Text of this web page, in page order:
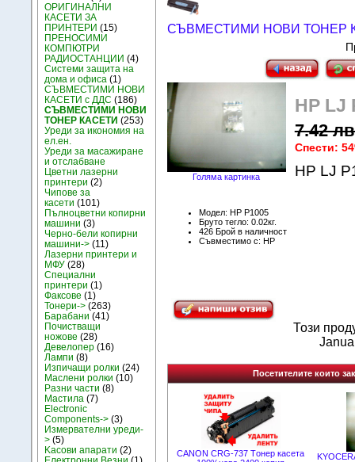
ОРИГИНАЛНИ
КАСЕТИ ЗА
ПРИНТЕРИ (15)
ПРЕНОСИМИ
КОМПЮТРИ
РАДИОСТАНЦИИ (4)
Системи защита на
дома и офиса (1)
СЪВМЕСТИМИ НОВИ
КАСЕТИ с ДДС (186)
СЪВМЕСТИМИ НОВИ
ТОНЕР КАСЕТИ (253)
Уреди за икономия на
ел.ен.
Уреди за масажиране
и отслабване
Цветни лазерни
принтери (2)
Чипове за
касети (101)
Пълноцветни копирни
машини (3)
Черно-бели копирни
машини-> (11)
Лазерни принтери и
МФУ (28)
Специални
принтери (1)
Факсове (1)
Тонери-> (263)
Барабани (41)
Почистващи
ножове (28)
Девелопер (16)
Лампи (8)
Изпичащи ролки (24)
Маслени ролки (10)
Разни части (8)
Мастила (7)
Electronic
Components-> (3)
Измервателни уреди-
> (5)
Kасови апарати (2)
СЪВМЕСТИМИ НОВИ ТОНЕР
Голяма картинка
HP LJ
7.42
Спести:
HP LJ
Модел: HP P1005
Бруто тегло: 0.02кг.
426 Брой в наличност
Съвместимо с: HP
Този
Посетителите които
CANON CRG-737 Tонер касета